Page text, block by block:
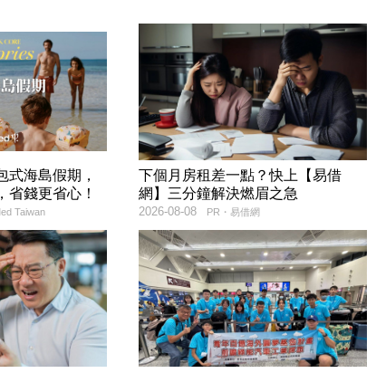
式海島假期，
省錢更省心！
Taiwan
下個月房租差一點？快上【易借
網】三分鐘解決燃眉之急
PR・易借網
2026-08-08